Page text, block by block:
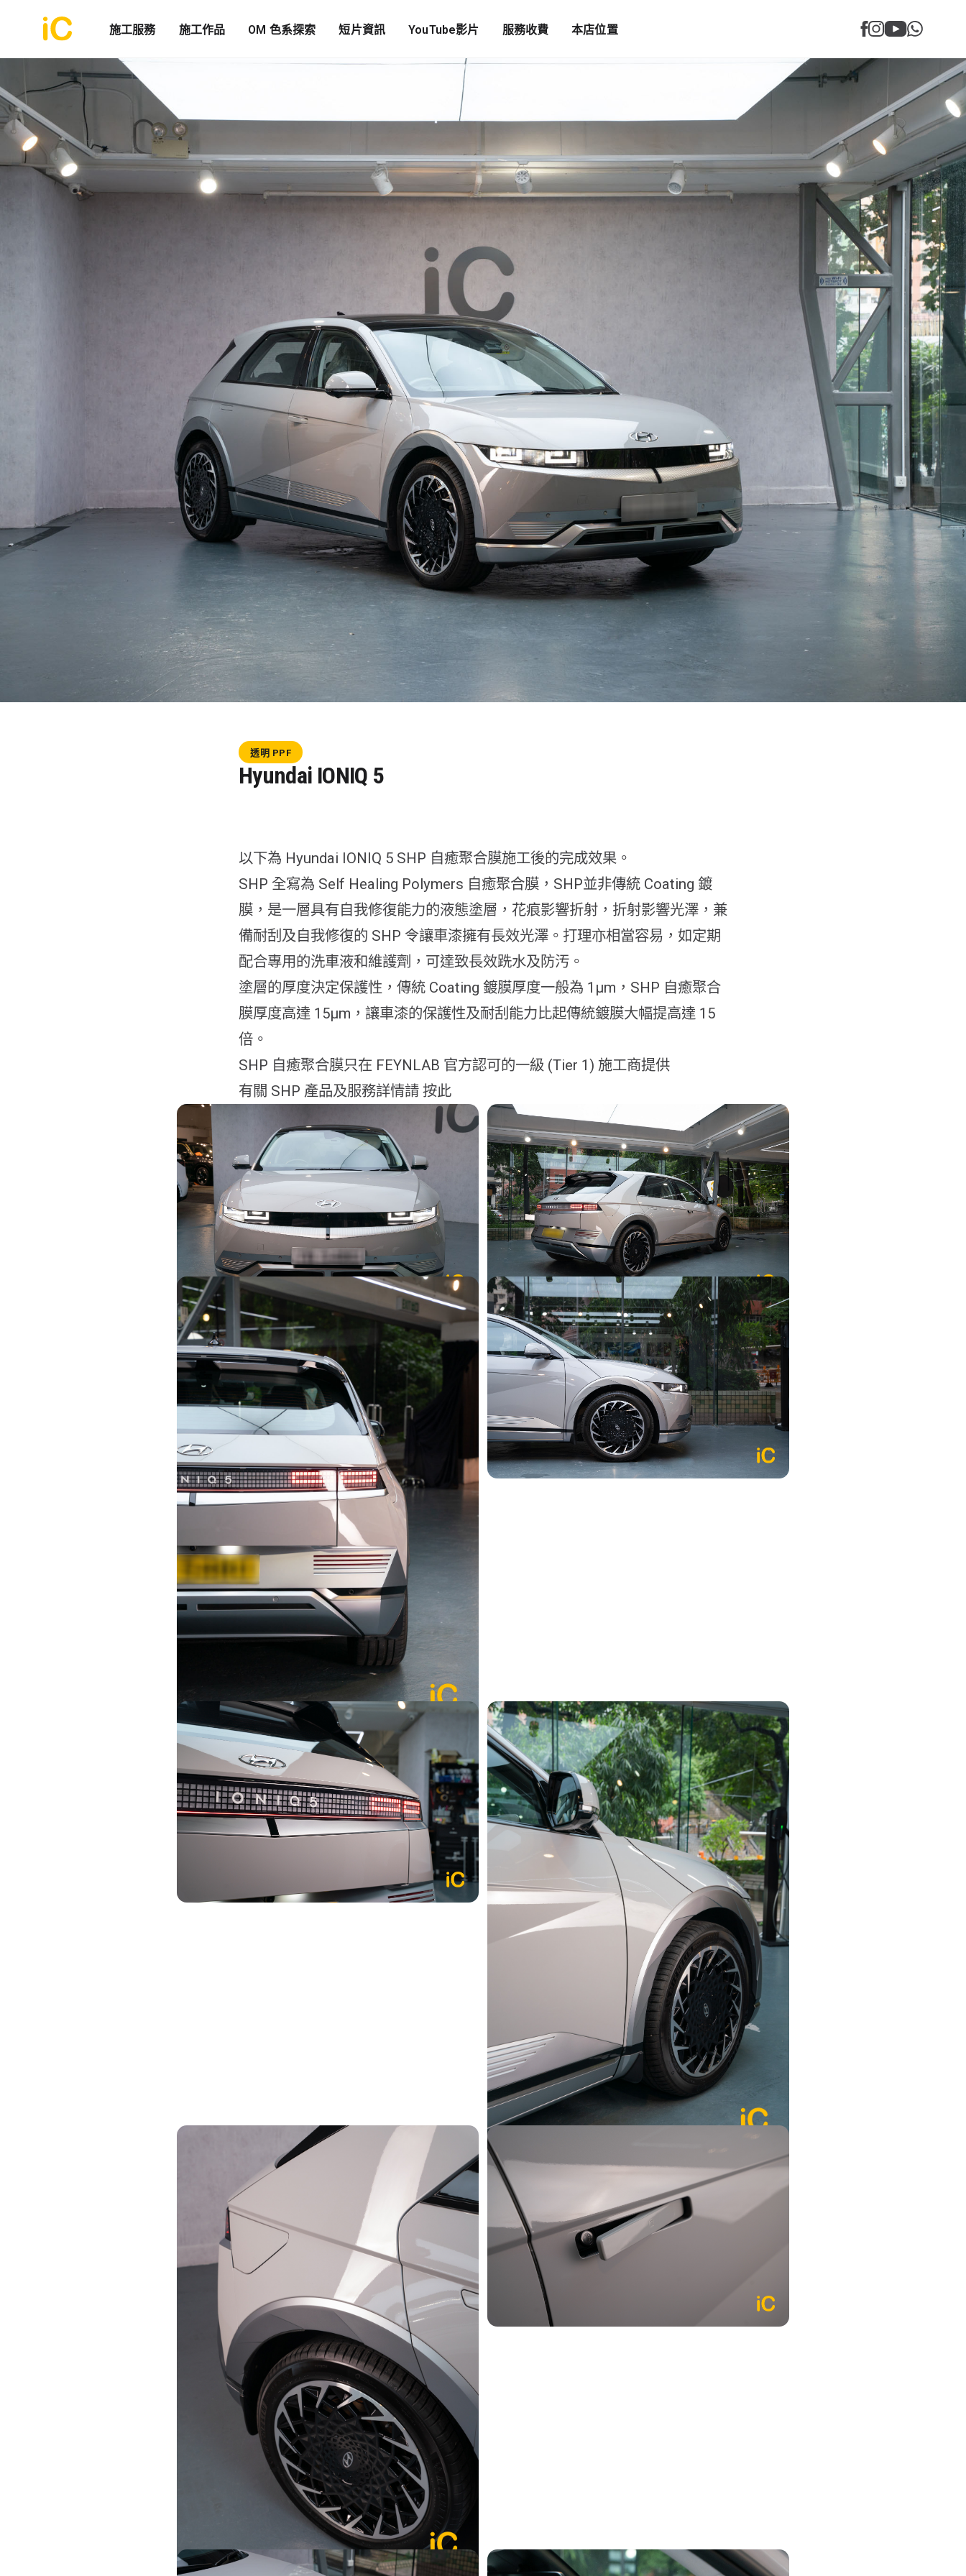
施工服務 施工作品 OM 色系探索 短片資訊 YouTube影片 服務收費 本店位置
透明 PPF
Hyundai IONIQ 5
以下為 Hyundai IONIQ 5 SHP 自癒聚合膜施工後的完成效果。
SHP 全寫為 Self Healing Polymers 自癒聚合膜，SHP並非傳統 Coating 鍍
膜，是一層具有自我修復能力的液態塗層，花痕影響折射，折射影響光澤，兼
備耐刮及自我修復的 SHP 令讓車漆擁有長效光澤。打理亦相當容易，如定期
配合專用的洗車液和維護劑，可達致長效跣水及防汚。
塗層的厚度決定保護性，傳統 Coating 鍍膜厚度一般為 1μm，SHP 自癒聚合
膜厚度高達 15μm，讓車漆的保護性及耐刮能力比起傳統鍍膜大幅提高達 15
倍。
SHP 自癒聚合膜只在 FEYNLAB 官方認可的一級 (Tier 1) 施工商提供
有關 SHP 產品及服務詳情請 按此